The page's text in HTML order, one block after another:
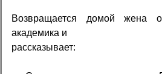
Возвращается домой жена
академика и
рассказывает: